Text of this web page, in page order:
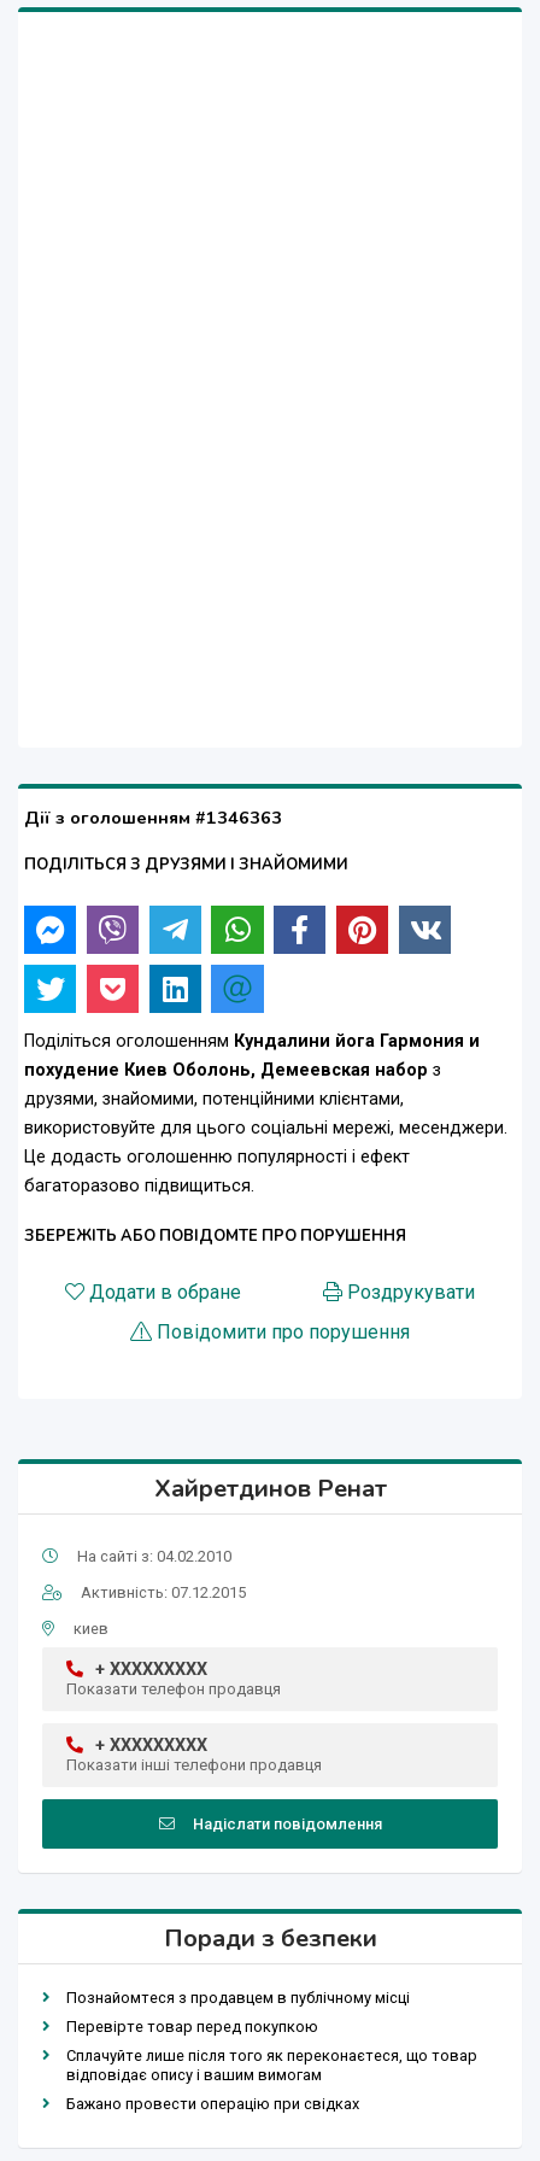
Дії з оголошенням #1346363
ПОДІЛІТЬСЯ З ДРУЗЯМИ І ЗНАЙОМИМИ
Поділіться оголошенням Кундалини йога Гармония и
похудение Киев Оболонь, Демеевская набор з
друзями, знайомими, потенційними клієнтами,
використовуйте для цього соціальні мережі, месенджери.
Це додасть оголошенню популярності і ефект
багаторазово підвищиться.
ЗБЕРЕЖІТЬ АБО ПОВІДОМТЕ ПРО ПОРУШЕННЯ
Додати в обране
Роздрукувати
Повідомити про порушення
Хайретдинов Ренат
На сайті з: 04.02.2010
Активність: 07.12.2015
киев
+ XXXXXXXXX
Показати телефон продавця
+ XXXXXXXXX
Показати інші телефони продавця
Надіслати повідомлення
Поради з безпеки
Познайомтеся з продавцем в публічному місці
Перевірте товар перед покупкою
Сплачуйте лише після того як переконаєтеся, що товар
відповідає опису і вашим вимогам
Бажано провести операцію при свідках